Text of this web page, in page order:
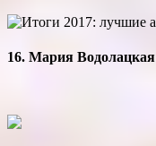
16. Мария Водолацкая